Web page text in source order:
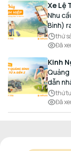
Xe Lệ
Đón
Nhu
Bình)
càng
nhu
thứ
Đã
Kinh
Đến Z
Quảng
dẫn
thống
nét ẩm
thứ
Đã